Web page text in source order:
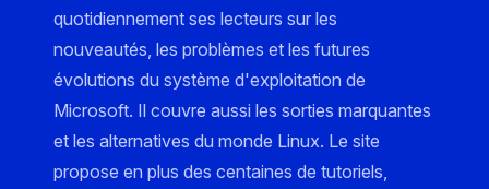
quotidiennement ses lecteurs sur les
nouveautés, les problèmes et les futures
évolutions du système d'exploitation de
Microsoft. Il couvre aussi les sorties marquantes
et les alternatives du monde Linux. Le site
propose en plus des centaines de tutoriels,